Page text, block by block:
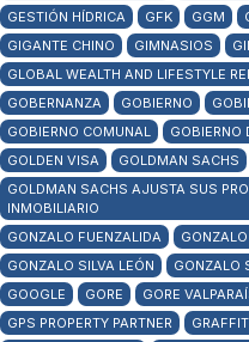
GESTIÓN HÍDRICA
GFK GGM
GIGANTE CHINO
GIMNASIOS
GLOBAL WEALTH AND LIFESTYLE
GOBERNANZA
GOBIERNO
GOBIERNO COMUNAL
GOBIERNO
GOLDEN VISA
GOLDMAN SACHS
GOLDMAN SACHS AJUSTA SUS
INMOBILIARIO
GONZALO FUENZALIDA
GONZALO SILVA LEÓN
GONZALO
GOOGLE
GORE GORE
GPS PROPERTY PARTNER